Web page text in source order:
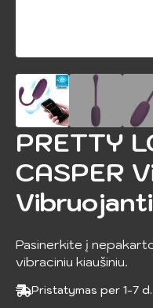
PRETTY
CASPER
Pasinerkite į
vibraciniu kiaušiniu.
Pristatymas per 1-7